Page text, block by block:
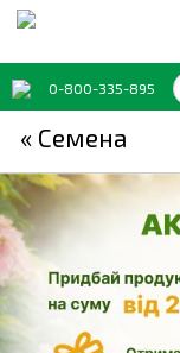
0-800-335-895
« Семена